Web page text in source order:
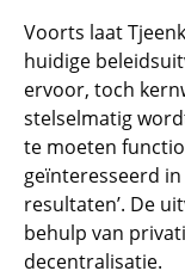
Voorts laat
huidige
ervoor, toch
stelselmatig
te moeten
geïnteresseerd in
resultaten’. De
behulp van
decentralisatie.